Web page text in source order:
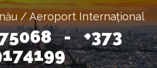
/ Aeroport Internațional
- +373